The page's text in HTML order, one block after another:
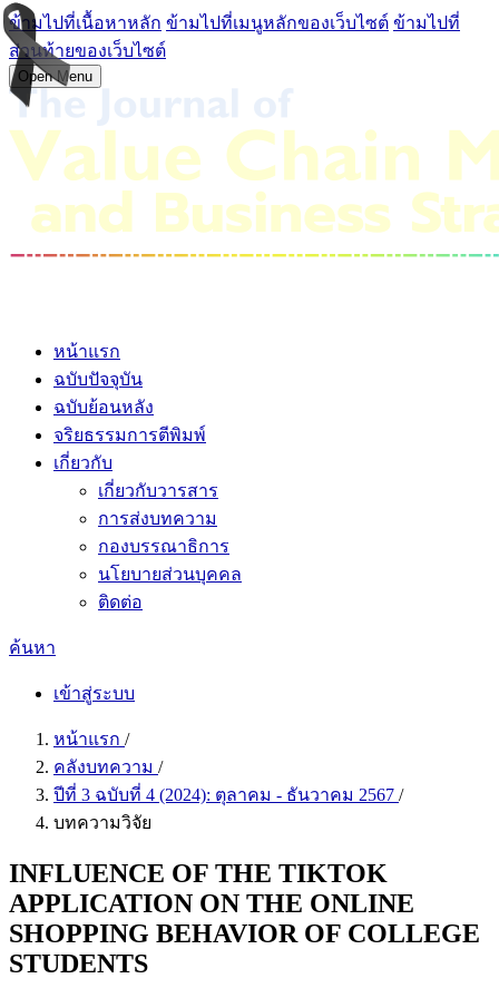
ข้ามไปที่เนื้อหาหลัก ข้ามไปที่เมนูหลักของเว็บไซต์ ข้ามไปที่
ส่วนท้ายของเว็บไซต์
Open Menu
หน้าแรก
ฉบับปัจจุบัน
ฉบับย้อนหลัง
จริยธรรมการตีพิมพ์
เกี่ยวกับ
เกี่ยวกับวารสาร
การส่งบทความ
กองบรรณาธิการ
นโยบายส่วนบุคคล
ติดต่อ
ค้นหา
เข้าสู่ระบบ
หน้าแรก /
คลังบทความ /
ปีที่ 3 ฉบับที่ 4 (2024): ตุลาคม - ธันวาคม 2567 /
บทความวิจัย
INFLUENCE OF THE TIKTOK
APPLICATION ON THE ONLINE
SHOPPING BEHAVIOR OF COLLEGE
STUDENTS